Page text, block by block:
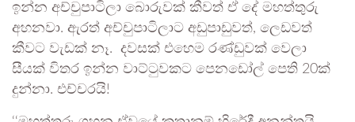
ඉන්න අච්චුපාටිලා බොරුවක් කීවත් ඒ දේ මහත්තුරු
අහනවා. ඇරත් අච්චුපාටිලාට අඩුපාඩුවත්, ලෙඩවත්
කීවට වැඩක් නෑ. දවසක් එහෙම රණ්ඩුවක් වෙලා
සීයක් විතර ඉන්න වාට්ටුවකට පෙනඩෝල් පෙති 20ක්
දුන්නා. එච්චරයි!